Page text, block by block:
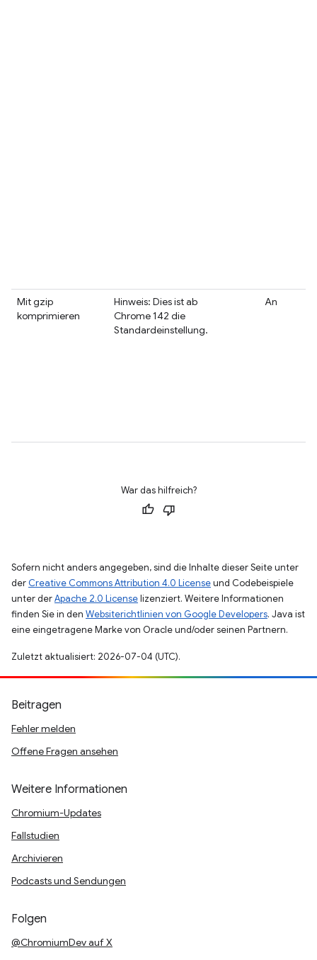
Mit gzip
komprimieren
Hinweis: Dies ist ab
Chrome 142 die
Standardeinstellung.
An
War das hilfreich?
Sofern nicht anders angegeben, sind die Inhalte dieser Seite unter
der Creative Commons Attribution 4.0 Licenseund Codebeispiele
unter derApache 2.0 Licenselizenziert. Weitere Informationen
finden Sie in den Websiterichtlinien von Google Developers. Java ist
eine eingetragene Marke von Oracle und/oder seinen Partnern.
Zuletzt aktualisiert: 2026-07-04 (UTC).
Beitragen
Fehler melden
Offene Fragen ansehen
Weitere Informationen
Chromium-Updates
Fallstudien
Archivieren
Podcasts und Sendungen
Folgen
@ChromiumDev auf X